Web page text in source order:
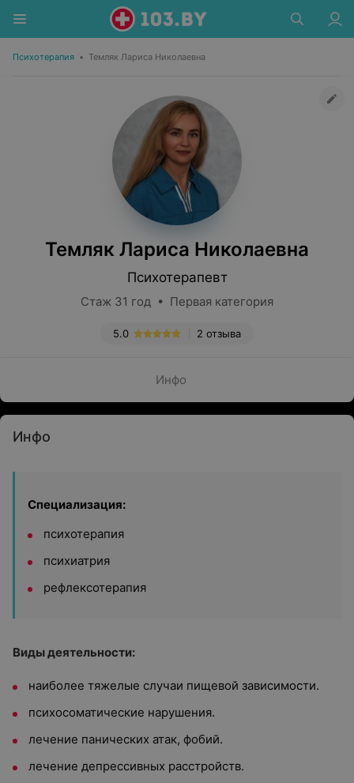
Психотерапия • Темляк Лариса Николаевна
Темляк Лариса Николаевна
Психотерапевт
Стаж 31 год • Первая категория
2 отзыва
5.0
Инфо
Инфо
Специализация:
психотерапия
психиатрия
рефлексотерапия
Виды деятельности:
наиболее тяжелые случаи пищевой зависимости.
психосоматические нарушения.
лечение панических атак, фобий.
лечение депрессивных расстройств.